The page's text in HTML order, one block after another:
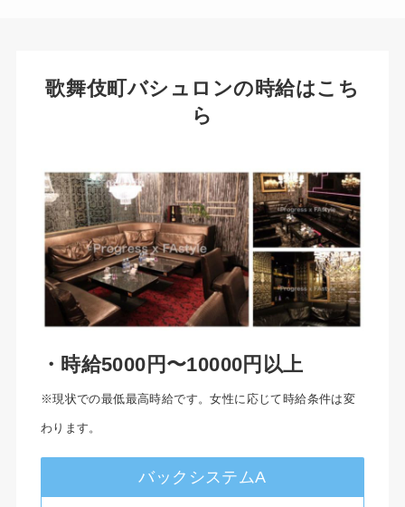
歌舞伎町バシュロンの時給はこち
ら
・時給5000円〜10000円以上
※現状での最低最高時給です。女性に応じて時給条件は変
わります。
バックシステムA